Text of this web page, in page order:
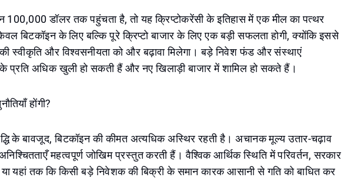
100,000 डॉलर तक पहुंचता है, तो यह क्रिप्टोकरेंसी के इतिहास में एक मील का पत्थर
बिटकॉइन के लिए बल्कि पूरे क्रिप्टो बाजार के लिए एक बड़ी सफलता होगी, क्योंकि इससे
की स्वीकृति और विश्वसनीयता को और बढ़ावा मिलेगा। बड़े निवेश फंड और संस्थाएं
के प्रति अधिक खुली हो सकती हैं और नए खिलाड़ी बाजार में शामिल हो सकते हैं।
होंगी?
के बावजूद, बिटकॉइन की कीमत अत्यधिक अस्थिर रहती है। अचानक मूल्य उतार-चढ़ाव
महत्वपूर्ण जोखिम प्रस्तुत करती हैं। वैश्विक आर्थिक स्थिति में परिवर्तन, सरकार
यहां तक कि किसी बड़े निवेशक की बिक्री के समान कारक आसानी से गति को बाधित कर